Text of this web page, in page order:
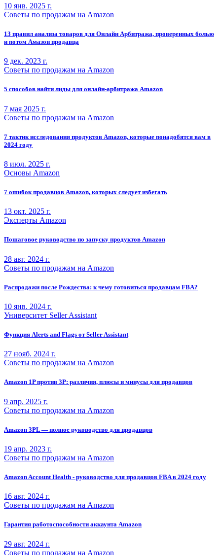
10 янв. 2025 г.
Советы по продажам на Amazon
13 правил анализа товаров для Онлайн Арбитража, проверенных болью
и потом Амазон продавца
9 дек. 2023 г.
Советы по продажам на Amazon
5 способов найти лиды для онлайн-арбитража Amazon
7 мая 2025 г.
Советы по продажам на Amazon
7 тактик исследования продуктов Amazon, которые понадобятся вам в
2024 году
8 июл. 2025 г.
Основы Amazon
7 ошибок продавцов Amazon, которых следует избегать
13 окт. 2025 г.
Эксперты Amazon
Пошаговое руководство по запуску продуктов Amazon
28 авг. 2024 г.
Советы по продажам на Amazon
Распродажи после Рождества: к чему готовиться продавцам FBA?
10 янв. 2024 г.
Университет Seller Assistant
Функция Alerts and Flags от Seller Assistant
27 нояб. 2024 г.
Советы по продажам на Amazon
Amazon 1P против 3P: различия, плюсы и минусы для продавцов
9 апр. 2025 г.
Советы по продажам на Amazon
Amazon 3PL — полное руководство для продавцов
19 апр. 2023 г.
Советы по продажам на Amazon
Amazon Account Health - руководство для продавцов FBA в 2024 году
16 авг. 2024 г.
Советы по продажам на Amazon
Гарантия работоспособности аккаунта Amazon
29 авг. 2024 г.
Советы по продажам на Amazon